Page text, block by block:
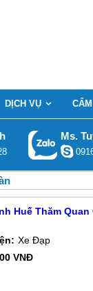
DỊCH VỤ
Ms.
Huế Thăm Quan
Xe Đạp
VNĐ